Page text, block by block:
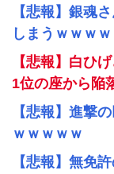
【悲報】銀魂
しまうｗｗｗ
【悲報】白ひ
1位の座から陥
【悲報】進撃
ｗｗｗｗｗ
【悲報】無免